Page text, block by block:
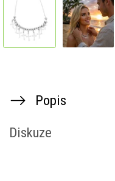
Popis
Diskuze